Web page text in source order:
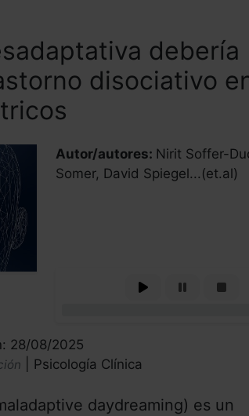
debería
disociativo
Autor/autores: Nirit Soffer-
Somer, David Spiegel...(et.al)
28/08/2025
| Psicología Clínica
daydreaming) es un